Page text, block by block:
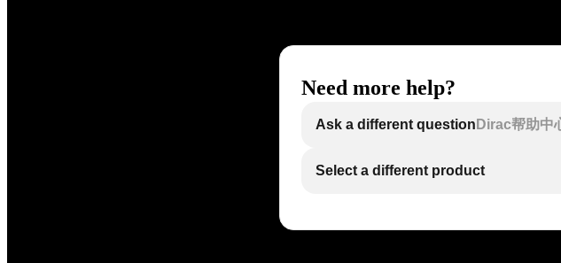
Need more help?
Ask a different question Dirac帮助中
Select a different product